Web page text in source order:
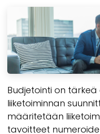
Budjetointi on tärkeä
liiketoiminnan
määritetään
tavoitteet